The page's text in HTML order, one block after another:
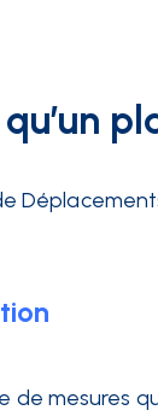
qu’un
de
de mesures